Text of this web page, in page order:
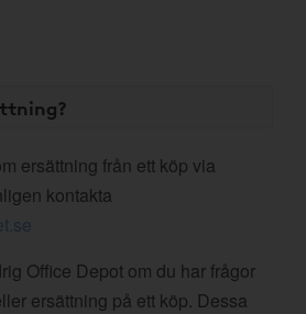
ersättning från ett köp via
kontakta
Office Depot om du har frågor
ersättning på ett köp. Dessa